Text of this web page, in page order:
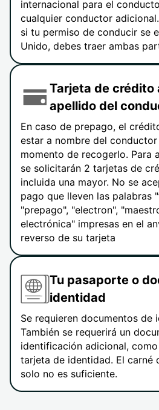
internacional para el
cualquier conductor
si tu permiso de conducir se
Unido, debes traer ambas
Tarjeta de crédito
apellido del
En caso de prepago, el
estar a nombre del
momento de recogerlo. Para
se solicitarán 2 tarjetas de
incluida una mayor. No se
pago que lleven las palabras
"prepago", "electron",
electrónica" impresas en el
reverso de su tarjeta
Tu pasaporte o
identidad
Se requieren documentos de
También se requerirá un
identificación adicional,
tarjeta de identidad. El carné
solo no es suficiente.